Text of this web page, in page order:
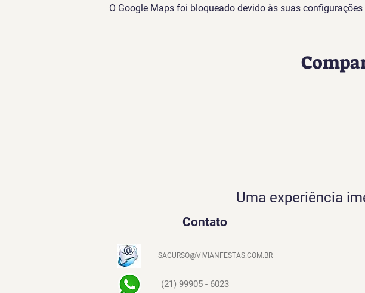
O Google Maps foi bloqueado devido às suas
Uma experiência
Contato
SACURSO@VIVIANFESTAS.COM.BR
(21) 99905 - 6023